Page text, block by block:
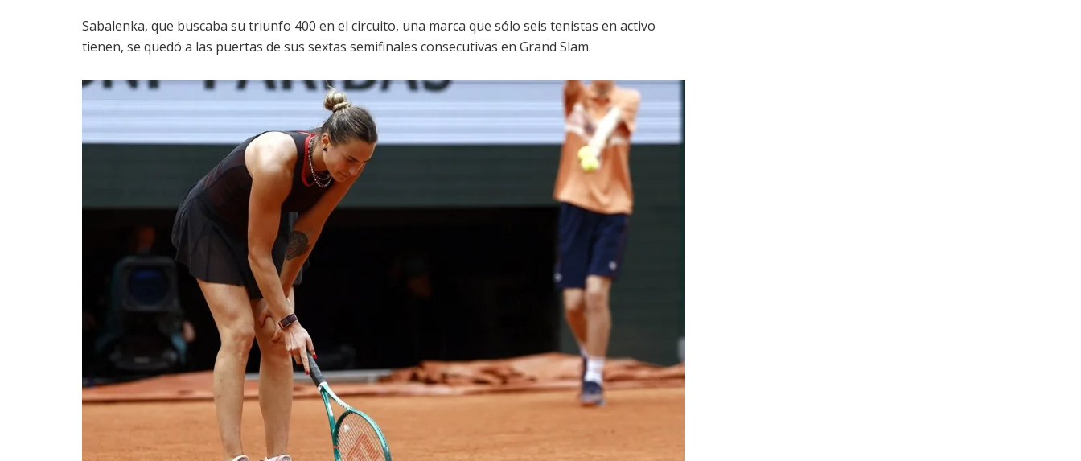
Sabalenka, que buscaba su triunfo 400 en el circuito, una marca que sólo seis tenistas en activo
tienen, se quedó a las puertas de sus sextas semifinales consecutivas en Grand Slam.